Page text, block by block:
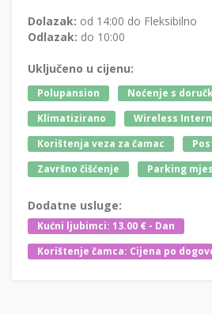
Dolazak: od 14:00 do Fleksibilno
Odlazak: do 10:00
Uključeno u cijenu:
Polupansion
Noćenje s
Klimatizirano
Wireless
Korištenja veza za čamac
Završno čišćenje
Parking
Dodatne usluge:
Kućni ljubimci: 13.00 € - Dan
Korištenje čamca: Cijena po